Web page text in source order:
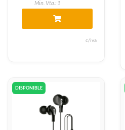
Min. Vta.: 1
c/iva
DISPONIBLE